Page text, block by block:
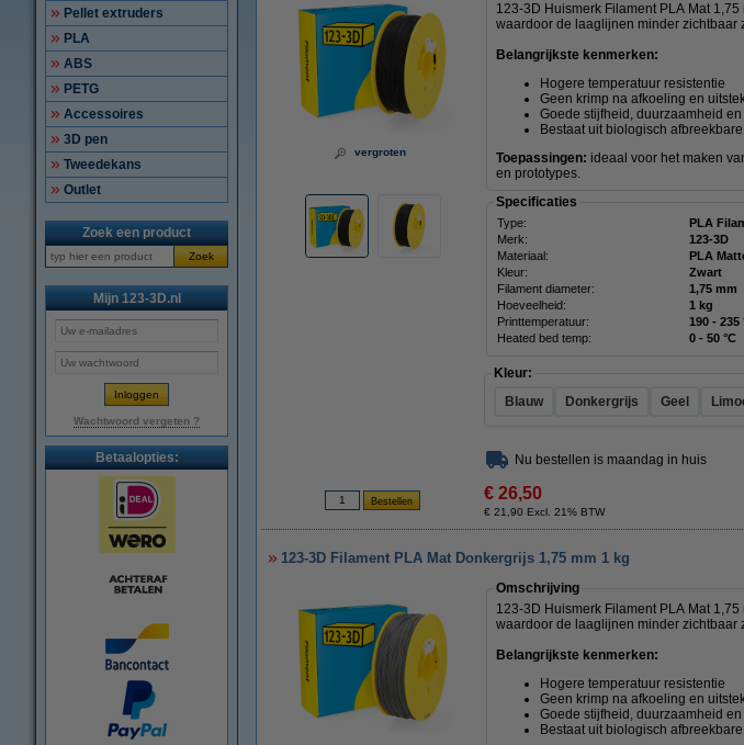
Pellet extruders
PLA
ABS
PETG
Accessoires
3D pen
Tweedekans
Outlet
Zoek een product
Zoek
Mijn 123-3D.nl
Wachtwoord vergeten ?
Betaalopties:
vergroten
123-3D Huismerk Filament PLA Mat
waardoor de laaglijnen minder zichtbaar
Belangrijkste kenmerken:
Hogere temperatuur resistentie
Geen krimp na afkoeling en
Goede stijfheid, duurzaamheid
Bestaat uit biologisch
Toepassingen: ideaal voor het maken
en prototypes.
Specificaties
Type: PLA
Merk:
123-3D
Materiaal:
PLA
Kleur:
Zwart
Filament diameter:
1,75 mm
Hoeveelheid:
1 kg
Printtemperatuur:
190 - 235
Heated bed temp:
0 - 50 °C
Kleur:
Blauw
Donkergrijs Geel
Nu bestellen is maandag in huis
€ 26,50
€ 21,90 Excl. 21% BTW
123-3D Filament PLA Mat Donkergrijs 1,75 mm 1 kg
Omschrijving
123-3D Huismerk Filament PLA Mat
waardoor de laaglijnen minder zichtbaar
Belangrijkste kenmerken:
Hogere temperatuur resistentie
Geen krimp na afkoeling en
Goede stijfheid, duurzaamheid
Bestaat uit biologisch